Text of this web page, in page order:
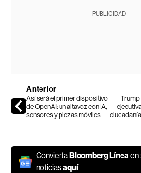
PUBLICIDAD
Anterior
Así será el primer dispositivo
de OpenAI: un altavoz con IA,
sensores y piezas móviles
Trump
Convierta Bloomberg Líneaen
noticiasaquí